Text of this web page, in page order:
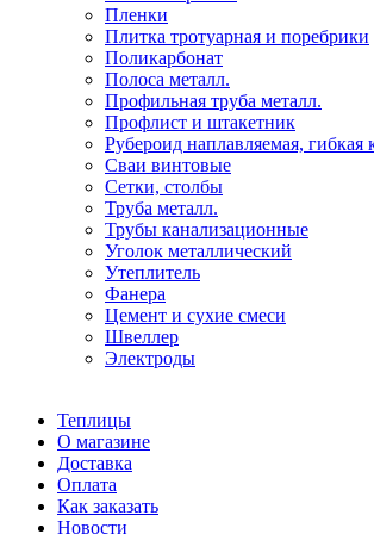
Пленки
Плитка тротуарная и поребрики
Поликарбонат
Полоса металл.
Профильная труба металл.
Профлист и штакетник
Рубероид наплавляемая, гибкая
Сваи винтовые
Сетки, столбы
Труба металл.
Трубы канализационные
Уголок металлический
Утеплитель
Фанера
Цемент и сухие смеси
Швеллер
Электроды
Теплицы
О магазине
Доставка
Оплата
Как заказать
Новости